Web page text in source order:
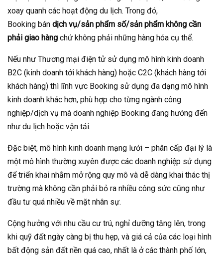
xoay quanh các hoạt động du lịch. Trong đó,
Booking bán dịch vụ/sản phẩm số/sản phẩm không cần
phải giao hàng chứ không phải những hàng hóa cụ thể.
Nếu như Thương mại điện tử sử dụng mô hình kinh doanh
B2C (kinh doanh tới khách hàng) hoặc C2C (khách hàng tới
khách hàng) thì lĩnh vực Booking sử dụng đa dạng mô hình
kinh doanh khác hơn, phù hợp cho từng ngành công
nghiệp/dịch vụ mà doanh nghiệp Booking đang hướng đến
như du lịch hoặc vận tải.
Đặc biệt, mô hình kinh doanh mạng lưới – phân cấp đại lý là
một mô hình thường xuyên được các doanh nghiệp sử dụng
để triển khai nhằm mở rộng quy mô và dễ dàng khai thác thị
trường mà không cần phải bỏ ra nhiều công sức cũng như
đầu tư quá nhiều về mặt nhân sự.
Cộng hưởng với nhu cầu cư trú, nghỉ dưỡng tăng lên, trong
khi quỹ đất ngày càng bị thu hẹp, và giá cả của các loại hình
bất động sản đất nền quá cao, nhất là ở các thành phố lớn,